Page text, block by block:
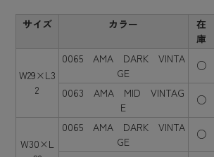
サイズ カラー
在
庫
W29×L3
2
0065 AMA DARK VINTA
GE
○
0063 AMA MID VINTAG
E
○
W30×L
0065 AMA DARK VINTA
GE
○